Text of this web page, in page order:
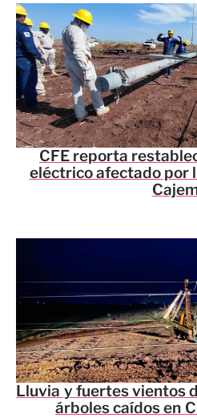
CFE reporta
eléctrico afectado por
Lluvia y fuertes vientos
árboles caídos en